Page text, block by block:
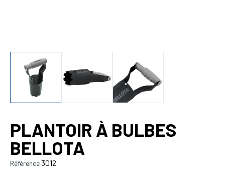
PLANTOIR À BULBES
BELLOTA
Référence3012